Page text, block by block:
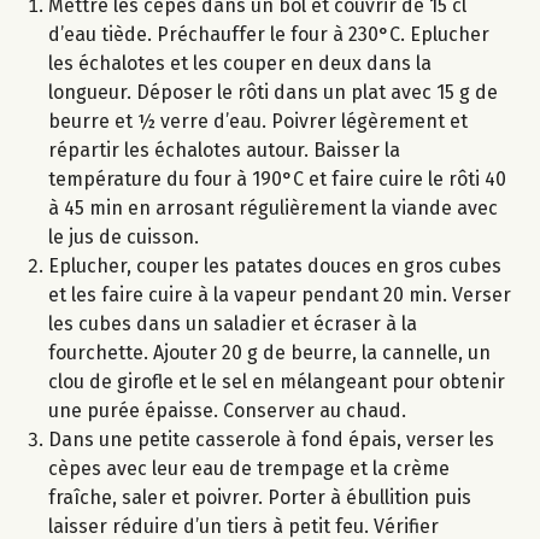
Mettre les cèpes dans un bol et couvrir de 15 cl
d’eau tiède. Préchauffer le four à 230°C. Eplucher
les échalotes et les couper en deux dans la
longueur. Déposer le rôti dans un plat avec 15 g de
beurre et ½ verre d’eau. Poivrer légèrement et
répartir les échalotes autour. Baisser la
température du four à 190°C et faire cuire le rôti 40
à 45 min en arrosant régulièrement la viande avec
le jus de cuisson.
Eplucher, couper les patates douces en gros cubes
et les faire cuire à la vapeur pendant 20 min. Verser
les cubes dans un saladier et écraser à la
fourchette. Ajouter 20 g de beurre, la cannelle, un
clou de girofle et le sel en mélangeant pour obtenir
une purée épaisse. Conserver au chaud.
Dans une petite casserole à fond épais, verser les
cèpes avec leur eau de trempage et la crème
fraîche, saler et poivrer. Porter à ébullition puis
laisser réduire d’un tiers à petit feu. Vérifier